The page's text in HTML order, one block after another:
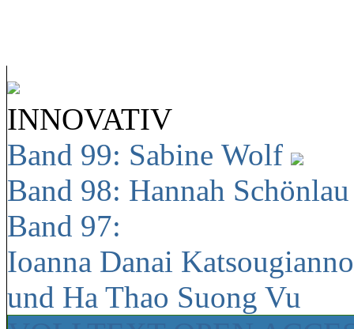
INNOVATIV
Band 99: Sabine Wolf
Band 98: Hannah
Band 97:
Ioanna Danai
und Ha Thao Suong Vu